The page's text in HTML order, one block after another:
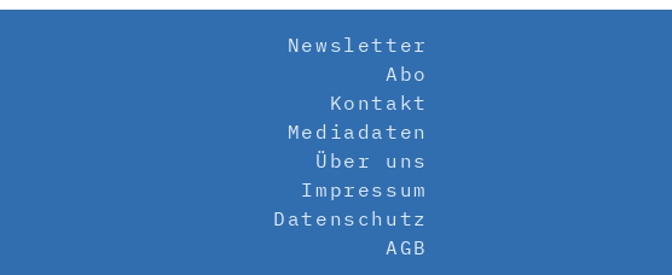
Newsletter
Abo
Kontakt
Mediadaten
Über uns
Impressum
Datenschutz
AGB